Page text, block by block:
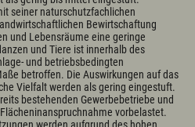
seiner naturschutzfachlichen
Bewirtschaftung
und Lebensräume eine geringe
und Tiere ist innerhalb des
und betriebsbedingten
betroffen. Die Auswirkungen auf das
Vielfalt werden als gering eingestuft.
bestehenden Gewerbebetriebe und
vorbelastet.